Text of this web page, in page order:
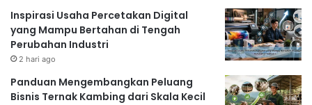
Inspirasi Usaha Percetakan Digital
yang Mampu Bertahan di Tengah
Perubahan Industri
2 hari ago
Panduan Mengembangkan Peluang
Bisnis Ternak Kambing dari Skala Kecil